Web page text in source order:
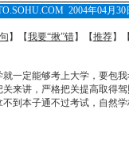
2004年04月
】【我要“揪”错】【推荐】
一定能够考上大学，要包
来讲，严格把关提高取得
到本子通不过考试，自然